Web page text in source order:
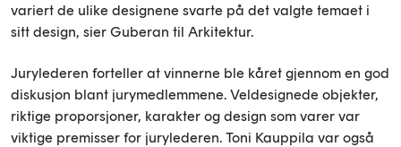
variert de ulike designene svarte på det valgte temaet i
sitt design, sier Guberan til Arkitektur.
Jurylederen forteller at vinnerne ble kåret gjennom en god
diskusjon blant jurymedlemmene. Veldesignede objekter,
riktige proporsjoner, karakter og design som varer var
viktige premisser for jurylederen. Toni Kauppila var også